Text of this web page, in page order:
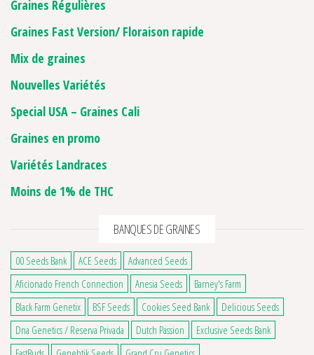
Graines Régulières
Graines Fast Version/ Floraison rapide
Mix de graines
Nouvelles Variétés
Special USA – Graines Cali
Graines en promo
Variétés Landraces
Moins de 1% de THC
BANQUES DE GRAINES
00 Seeds Bank ACE Seeds
Advanced Seeds
Aficionado French Connection
Anesia Seeds
Barney's Farm
Black Farm Genetix
BSF Seeds Cookies Seed Bank
Delicious Seeds
Dna Genetics / Reserva Privada
Dutch Passion
Exclusive Seeds Bank